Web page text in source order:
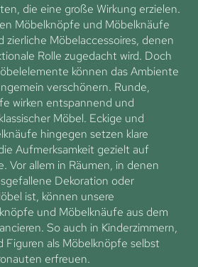
die eine große Wirkung erzielen.
Möbelknöpfe und Möbelknäufe
Möbelaccessoires, denen
Rolle zugedacht wird. Doch
können das Ambiente
verschönern. Runde,
wirken entspannend und
Möbel. Eckige und
hingegen setzen klare
Aufmerksamkeit gezielt auf
Vor allem in Räumen, in denen
Dekoration oder
ist, können unsere
und Möbelknäufe aus dem
So auch in Kinderzimmern,
als Möbelknöpfe selbst
erfreuen.